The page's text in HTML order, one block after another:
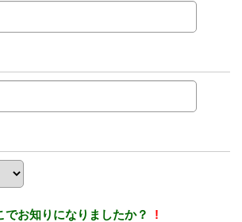
でお知りになりましたか？ !